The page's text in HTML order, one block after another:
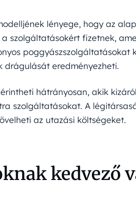
lényege, hogy az
szolgáltatásokért fizetnek,
poggyászszolgáltatásokat
eredményezheti.
hátrányosan, akik
szolgáltatásokat. A
az utazási költségeket.
kedvező